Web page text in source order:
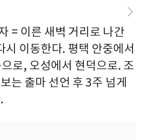
= 이른 새벽 거리로 나간
시 이동한다. 평택 안중에서
로, 오성에서 현덕으로. 조
는 출마 선언 후 3주 넘게